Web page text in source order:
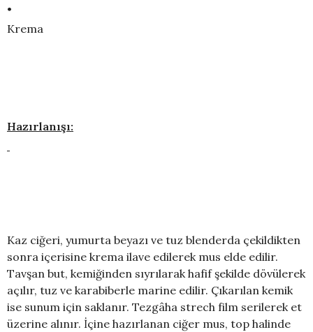
•
Krema
Hazırlanışı:
Kaz ciğeri, yumurta beyazı ve tuz blenderda çekildikten
sonra içerisine krema ilave edilerek mus elde edilir.
Tavşan but, kemiğinden sıyrılarak hafif şekilde dövülerek
açılır, tuz ve karabiberle marine edilir. Çıkarılan kemik
ise sunum için saklanır. Tezgâha strech film serilerek et
üzerine alınır. İçine hazırlanan ciğer mus, top halinde